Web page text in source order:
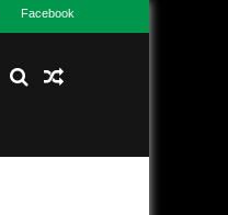
Facebook